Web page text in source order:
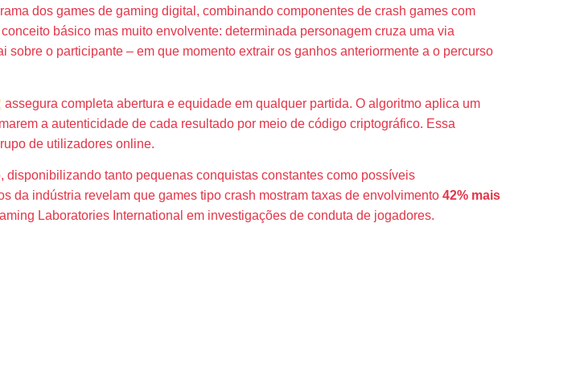
dos games de gaming digital, combinando componentes de crash games com
básico mas muito envolvente: determinada personagem cruza uma via
o participante – em que momento extrair os ganhos anteriormente a o percurso
assegura completa abertura e equidade em qualquer partida. O algoritmo aplica um
a autenticidade de cada resultado por meio de código criptográfico. Essa
de utilizadores online.
tanto pequenas conquistas constantes como possíveis
da indústria revelam que games tipo crash mostram taxas de envolvimento 42% mais
Laboratories International em investigações de conduta de jogadores.